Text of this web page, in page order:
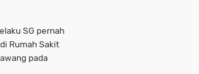
SG pernah
Rumah Sakit
pada